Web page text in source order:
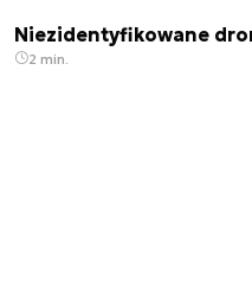
Niezidentyfikowane
2 min.